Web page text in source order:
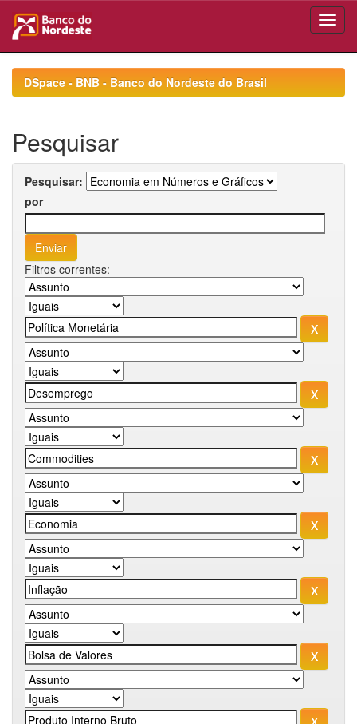
navigationDSpace - BNB - Banco do Nordeste do Brasil
Pesquisar
Pesquisar:
por
Filtros correntes: